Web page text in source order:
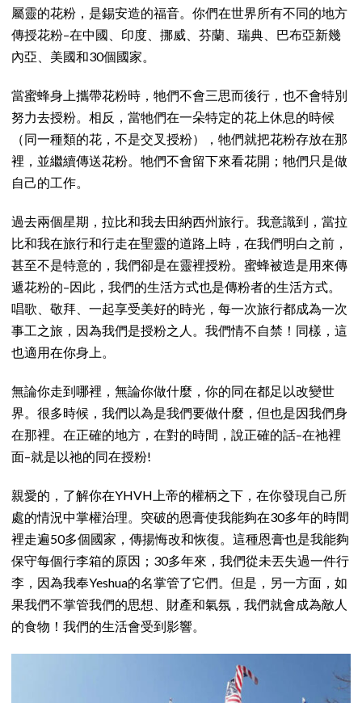
屬靈的花粉，是錫安造的福音。你們在世界所有不同的地方
傳授花粉–在中國、印度、挪威、芬蘭、瑞典、巴布亞新幾
內亞、美國和30個國家。
當蜜蜂身上攜帶花粉時，牠們不會三思而後行，也不會特別
努力去授粉。相反，當牠們在一朵特定的花上休息的時候
（同一種類的花，不是交叉授粉），牠們就把花粉存放在那
裡，並繼續傳送花粉。牠們不會留下來看花開；牠們只是做
自己的工作。
過去兩個星期，拉比和我去田納西州旅行。我意識到，當拉
比和我在旅行和行走在聖靈的道路上時，在我們明白之前，
甚至不是特意的，我們卻是在靈裡授粉。蜜蜂被造是用來傳
遞花粉的–因此，我們的生活方式也是傳粉者的生活方式。
唱歌、敬拜、一起享受美好的時光，每一次旅行都成為一次
事工之旅，因為我們是授粉之人。我們情不自禁！同樣，這
也適用在你身上。
無論你走到哪裡，無論你做什麼，你的同在都足以改變世
界。很多時候，我們以為是我們要做什麼，但也是因我們身
在那裡。在正確的地方，在對的時間，說正確的話–在祂裡
面–就是以祂的同在授粉!
親愛的，了解你在YHVH上帝的權柄之下，在你發現自己所
處的情況中掌權治理。突破的恩膏使我能夠在30多年的時間
裡走遍50多個國家，傳揚悔改和恢復。這種恩膏也是我能夠
保守每個行李箱的原因；30多年來，我們從未丟失過一件行
李，因為我奉Yeshua的名掌管了它們。但是，另一方面，如
果我們不掌管我們的思想、財產和氣氛，我們就會成為敵人
的食物！我們的生活會受到影響。